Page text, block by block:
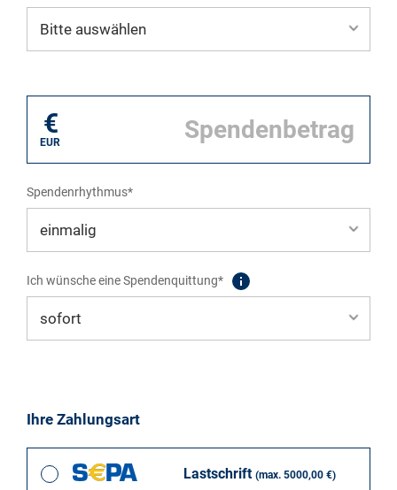
€
EUR
Spendenrhythmus*
Ich wünsche eine Spendenquittung*
Ihre Zahlungsart
Lastschrift (max. 5000,00 €)